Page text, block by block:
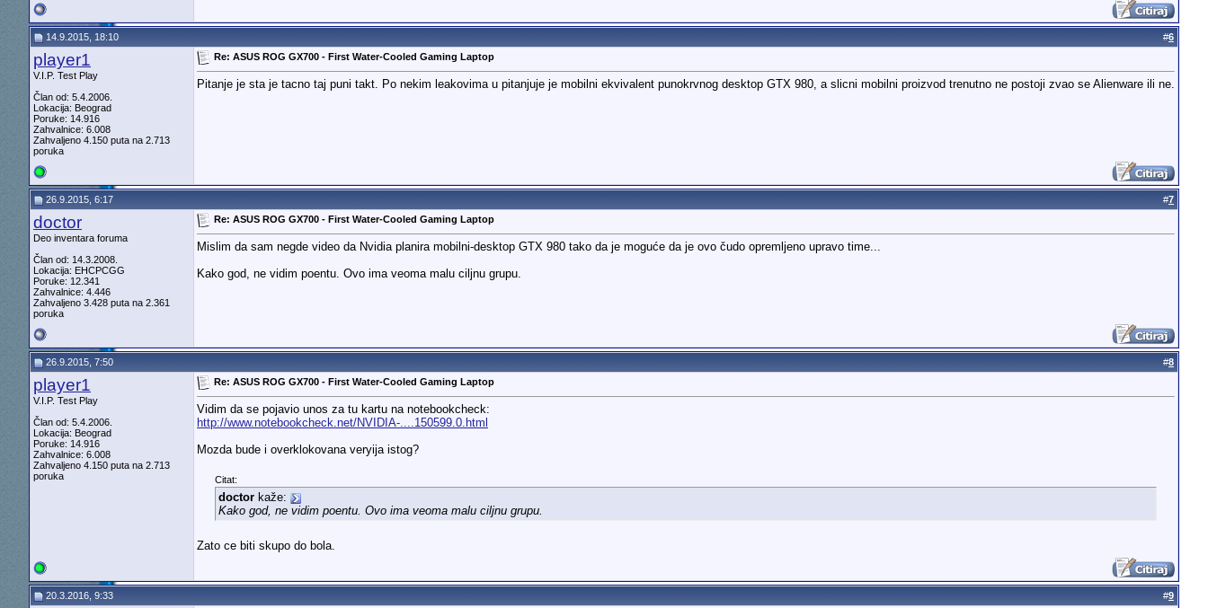
14.9.2015, 18:10 #6
player1
V.I.P. Test Play
Član od: 5.4.2006.
Lokacija: Beograd
Poruke: 14.916
Zahvalnice: 6.008
Zahvaljeno 4.150 puta na 2.713
poruka
Re: ASUS ROG GX700 - First Water-Cooled Gaming Laptop
Pitanje je sta je tacno taj puni takt. Po nekim leakovima u pitanjuje je mobilni ekvivalent punokrvnog desktop GTX 980, a slicni mobilni proizvod trenutno ne postoji zvao se Alienware ili ne.
26.9.2015, 6:17 #7
doctor
Deo inventara foruma
Član od: 14.3.2008.
Lokacija: EHCPCGG
Poruke: 12.341
Zahvalnice: 4.446
Zahvaljeno 3.428 puta na 2.361
poruka
Re: ASUS ROG GX700 - First Water-Cooled Gaming Laptop
Mislim da sam negde video da Nvidia planira mobilni-desktop GTX 980 tako da je moguće da je ovo čudo opremljeno upravo time...
Kako god, ne vidim poentu. Ovo ima veoma malu ciljnu grupu.
26.9.2015, 7:50 #8
player1
V.I.P. Test Play
Član od: 5.4.2006.
Lokacija: Beograd
Poruke: 14.916
Zahvalnice: 6.008
Zahvaljeno 4.150 puta na 2.713
poruka
Re: ASUS ROG GX700 - First Water-Cooled Gaming Laptop
Vidim da se pojavio unos za tu kartu na notebookcheck:
http://www.notebookcheck.net/NVIDIA-....150599.0.html
Mozda bude i overklokovana veryija istog?
Citat:
doctorkaže:
Kako god, ne vidim poentu. Ovo ima veoma malu ciljnu grupu.
Zato ce biti skupo do bola.
20.3.2016, 9:33 #9